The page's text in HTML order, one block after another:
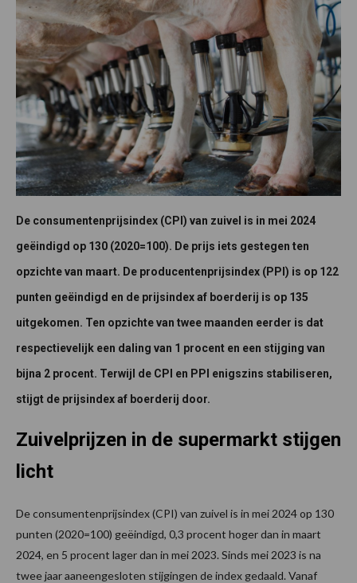
De consumentenprijsindex (CPI) van zuivel is in mei 2024
geëindigd op 130 (2020=100). De prijs iets gestegen ten
opzichte van maart. De producentenprijsindex (PPI) is op 122
punten geëindigd en de prijsindex af boerderij is op 135
uitgekomen. Ten opzichte van twee maanden eerder is dat
respectievelijk een daling van 1 procent en een stijging van
bijna 2 procent. Terwijl de CPI en PPI enigszins stabiliseren,
stijgt de prijsindex af boerderij door.
Zuivelprijzen in de supermarkt stijgen
licht
De consumentenprijsindex (CPI) van zuivel is in mei 2024 op 130
punten (2020=100) geëindigd, 0,3 procent hoger dan in maart
2024, en 5 procent lager dan in mei 2023. Sinds mei 2023 is na
twee jaar aaneengesloten stijgingen de index gedaald. Vanaf